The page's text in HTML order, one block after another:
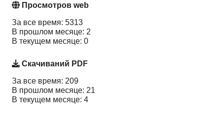
Просмотров web
За все время: 5313
В прошлом месяце: 2
В текущем месяце: 0
Скачиваний PDF
За все время: 209
В прошлом месяце: 21
В текущем месяце: 4